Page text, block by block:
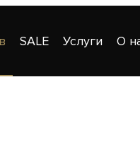
SALE Услуги О